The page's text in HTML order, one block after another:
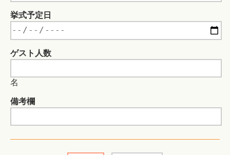
挙式予定日
ゲスト人数
名
備考欄